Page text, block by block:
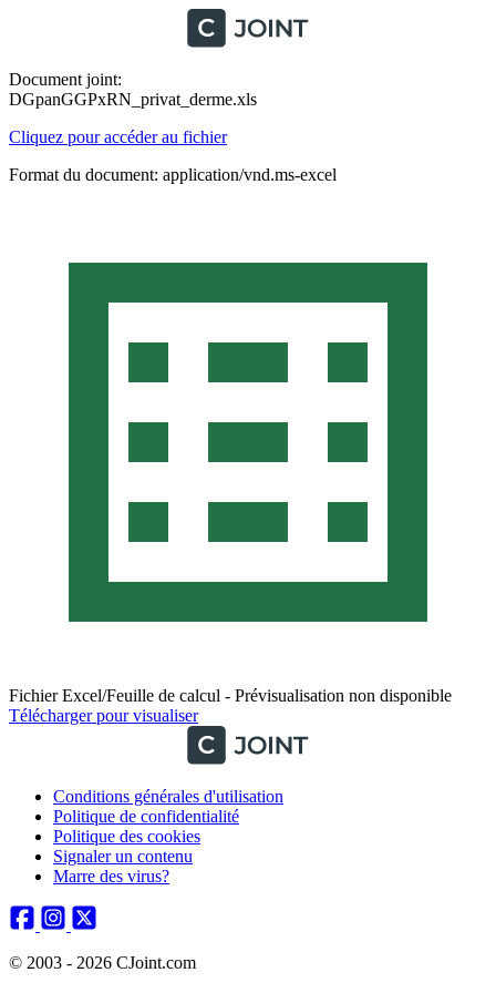
Document joint:
DGpanGGPxRN_privat_derme.xls
Cliquez pour accéder au fichier
Format du document: application/vnd.ms-excel
Fichier Excel/Feuille de calcul - Prévisualisation non disponible
Télécharger pour visualiser
Conditions générales d'utilisation
Politique de confidentialité
Politique des cookies
Signaler un contenu
Marre des virus?
© 2003 - 2026 CJoint.com